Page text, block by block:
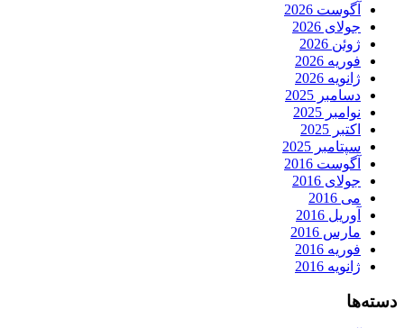
آگوست 2026
جولای 2026
ژوئن 2026
فوریه 2026
ژانویه 2026
دسامبر 2025
نوامبر 2025
اکتبر 2025
سپتامبر 2025
آگوست 2016
جولای 2016
می 2016
آوریل 2016
مارس 2016
فوریه 2016
ژانویه 2016
دسته‌ها